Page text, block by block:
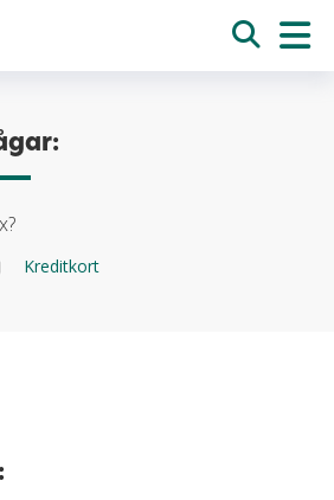
Kreditkort